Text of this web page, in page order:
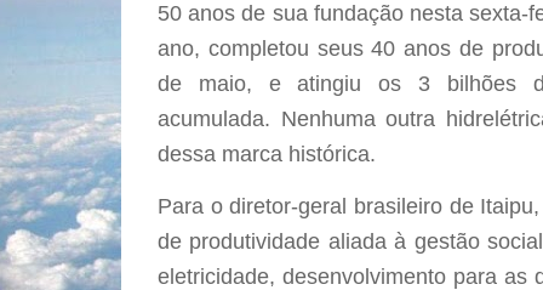
50 anos de sua fundação nesta sexta-
ano, completou seus 40 anos de
de maio, e atingiu os 3 bilhões
acumulada. Nenhuma outra
dessa marca histórica.
Para o diretor-geral brasileiro de
de produtividade aliada à gestão
eletricidade, desenvolvimento para as